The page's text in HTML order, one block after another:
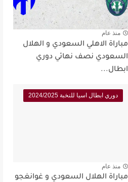
منذ عام
مباراة الاهلي السعودي و الهلال
السعودي نصف نهائي دوري
ابطال...
دوري ابطال اسيا للنخبة 2024/2025
منذ عام
مباراة الهلال السعودي و غوانغجو